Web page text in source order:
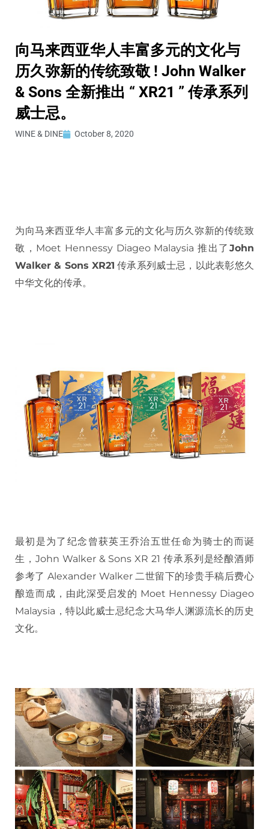
向马来西亚华人丰富多元的文化与
历久弥新的传统致敬 ! John Walker
& Sons 全新推出 “ XR21 ” 传承系列
威士忌。
WINE & DINE October 8, 2020
为向马来西亚华人丰富多元的文化与历久弥新的传统致
敬，Moet Hennessy Diageo Malaysia 推出了 John
Walker & Sons XR21 传承系列威士忌，以此表彰悠久
中华文化的传承。
最初是为了纪念曾获英王乔治五世任命为骑士的而诞
生，John Walker & Sons XR 21 传承系列是经酿酒师
参考了 Alexander Walker 二世留下的珍贵手稿后费心
酿造而成，由此深受启发的 Moet Hennessy Diageo
Malaysia，特以此威士忌纪念大马华人渊源流长的历史
文化。